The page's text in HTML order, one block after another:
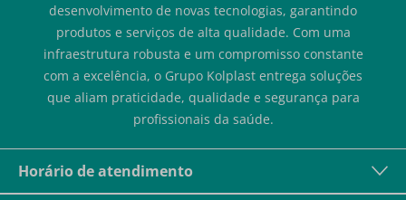
desenvolvimento de novas tecnologias, garantindo
produtos e serviços de alta qualidade. Com uma
infraestrutura robusta e um compromisso constante
com a excelência, o Grupo Kolplast entrega soluções
que aliam praticidade, qualidade e segurança para
profissionais da saúde.
Horário de atendimento